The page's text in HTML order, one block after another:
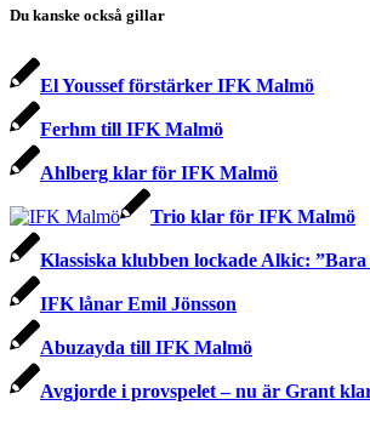
Du kanske också gillar
El Youssef förstärker IFK Malmö
Ferhm till IFK Malmö
Ahlberg klar för IFK Malmö
Trio klar för IFK Malmö
Klassiska klubben lockade Alkic: ”Bara
IFK lånar Emil Jönsson
Abuzayda till IFK Malmö
Avgjorde i provspelet – nu är Grant